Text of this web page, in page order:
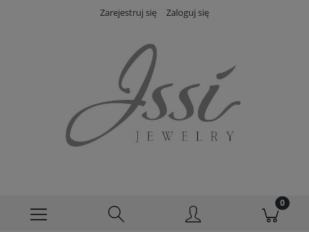
Zarejestruj się Zaloguj się